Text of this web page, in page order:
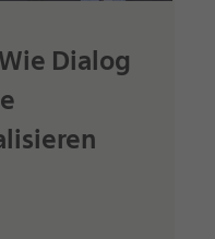
Dialog